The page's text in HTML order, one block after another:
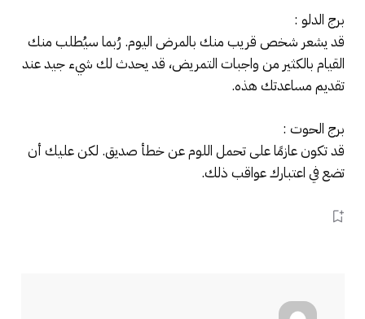
برج الدلو :
قد يشعر شخص قريب منك بالمرض اليوم. رُبما سيُطلب منك
القيام بالكثير من واجبات التمريض، قد يحدث لك شيء جيد عند
تقديم مساعدتك هذه.
برج الحوت :
قد تكون عازمًا على تحمل اللوم عن خطأ صديق. لكن عليك أن
تضع في اعتبارك عواقب ذلك.